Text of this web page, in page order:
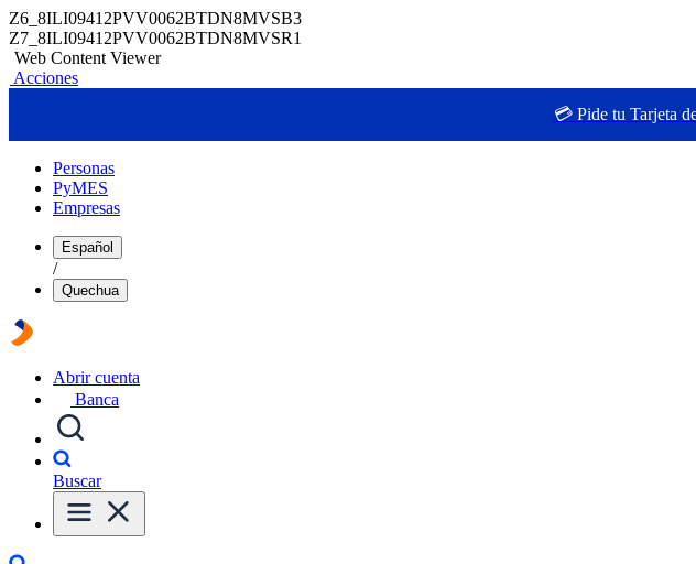
Z6_8ILI09412PVV0062BTDN8MVSB3
Z7_8ILI09412PVV0062BTDN8MVSR1
Web Content Viewer
Acciones
💳 Pide tu Tarjeta
Personas
PyMES
Empresas
Español
/
Quechua
Abrir cuenta
Banca
Buscar